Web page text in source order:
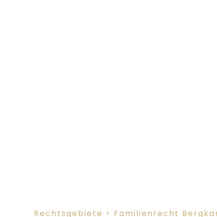
Rechtsgebiete > Familienrecht